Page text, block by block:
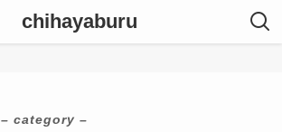
chihayaburu
– category –